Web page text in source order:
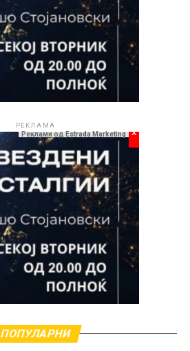
РЕКЛАМА
Реклами од Estrada Marketing x
ПОПУЛАРНИ